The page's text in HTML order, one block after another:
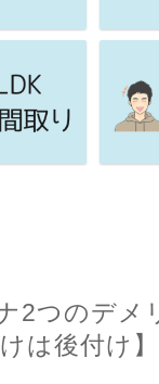
2つのデメ
は後付け】